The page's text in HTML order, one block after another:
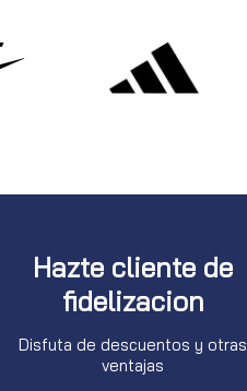
Hazte cliente de
fidelizacion
Disfuta de descuentos y otras
ventajas